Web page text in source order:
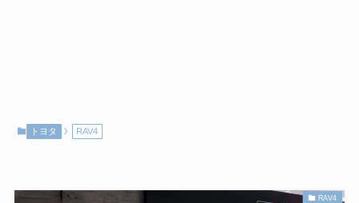
トヨタ RAV4
RAV4